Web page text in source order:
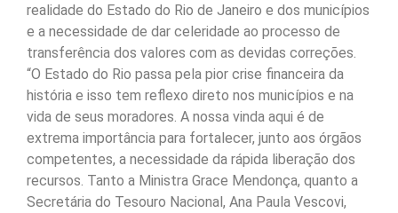
realidade do Estado do Rio de Janeiro e dos municípios
e a necessidade de dar celeridade ao processo de
transferência dos valores com as devidas correções.
“O Estado do Rio passa pela pior crise financeira da
história e isso tem reflexo direto nos municípios e na
vida de seus moradores. A nossa vinda aqui é de
extrema importância para fortalecer, junto aos órgãos
competentes, a necessidade da rápida liberação dos
recursos. Tanto a Ministra Grace Mendonça, quanto a
Secretária do Tesouro Nacional, Ana Paula Vescovi,